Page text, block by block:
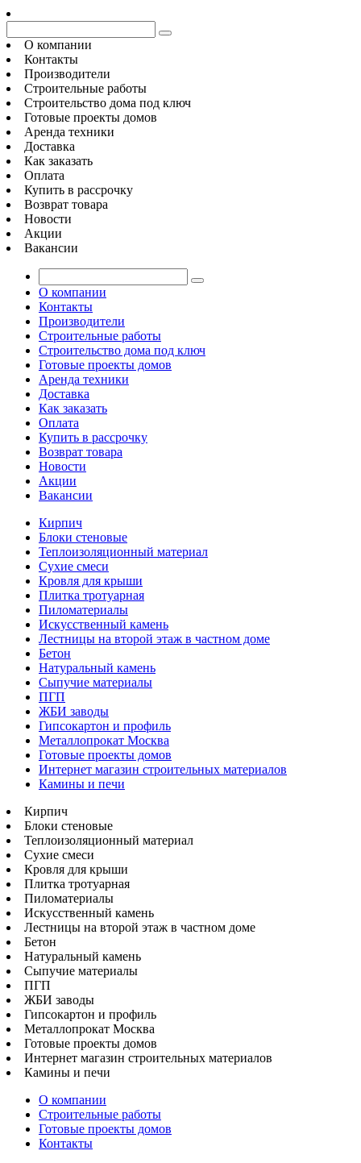
О компании
Контакты
Производители
Строительные работы
Строительство дома под ключ
Готовые проекты домов
Аренда техники
Доставка
Как заказать
Оплата
Купить в рассрочку
Возврат товара
Новости
Акции
Вакансии
О компании
Контакты
Производители
Строительные работы
Строительство дома под ключ
Готовые проекты домов
Аренда техники
Доставка
Как заказать
Оплата
Купить в рассрочку
Возврат товара
Новости
Акции
Вакансии
Кирпич
Блоки стеновые
Теплоизоляционный материал
Сухие смеси
Кровля для крыши
Плитка тротуарная
Пиломатериалы
Искусственный камень
Лестницы на второй этаж в частном доме
Бетон
Натуральный камень
Сыпучие материалы
ПГП
ЖБИ заводы
Гипсокартон и профиль
Металлопрокат Москва
Готовые проекты домов
Интернет магазин строительных материалов
Камины и печи
Кирпич
Блоки стеновые
Теплоизоляционный материал
Сухие смеси
Кровля для крыши
Плитка тротуарная
Пиломатериалы
Искусственный камень
Лестницы на второй этаж в частном доме
Бетон
Натуральный камень
Сыпучие материалы
ПГП
ЖБИ заводы
Гипсокартон и профиль
Металлопрокат Москва
Готовые проекты домов
Интернет магазин строительных материалов
Камины и печи
О компании
Строительные работы
Готовые проекты домов
Контакты